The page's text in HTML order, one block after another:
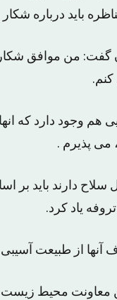
باید درباره
گفت: من موافق
کنم.
هم وجود دارد که
می پذیرم .
دارند باید بر
یاد کرد.
آنها از طبیعت
معاونت محیط زیست